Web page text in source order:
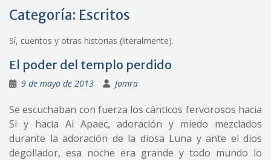
Categoría: Escritos
Sí, cuentos y otras historias (literalmente).
El poder del templo perdido
9 de mayo de 2013 Jomra
Se escuchaban con fuerza los cánticos fervorosos hacia
Si y hacia Ai Apaec, adoración y miedo mezclados
durante la adoración de la diosa Luna y ante el dios
degollador, esa noche era grande y todo mundo lo